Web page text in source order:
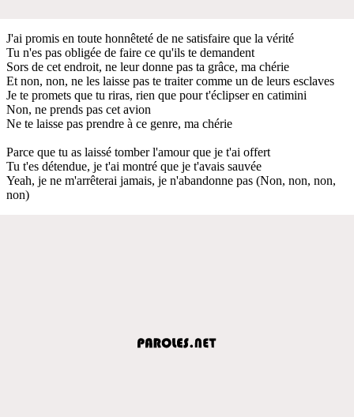
J'ai promis en toute honnêteté de ne satisfaire que la vérité
Tu n'es pas obligée de faire ce qu'ils te demandent
Sors de cet endroit, ne leur donne pas ta grâce, ma chérie
Et non, non, ne les laisse pas te traiter comme un de leurs esclaves
Je te promets que tu riras, rien que pour t'éclipser en catimini
Non, ne prends pas cet avion
Ne te laisse pas prendre à ce genre, ma chérie
Parce que tu as laissé tomber l'amour que je t'ai offert
Tu t'es détendue, je t'ai montré que je t'avais sauvée
Yeah, je ne m'arrêterai jamais, je n'abandonne pas (Non, non, non,
non)